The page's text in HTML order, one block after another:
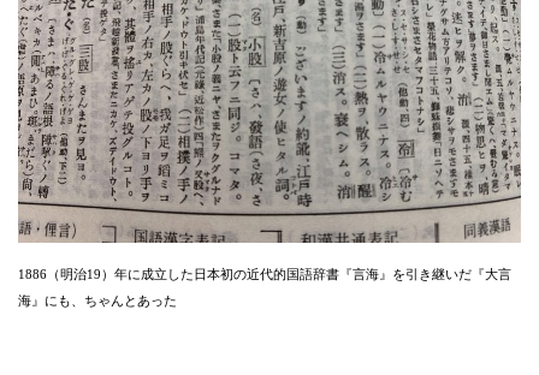
1886（明治19）年に成立した日本初の近代的国語辞書『言海』を引き継いだ『大言
海』にも、ちゃんとあった